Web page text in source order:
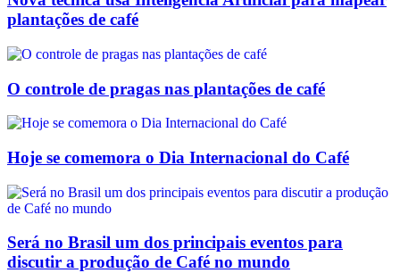
Previous Next
plantações de café
O controle de pragas nas plantações de café
Hoje se comemora o Dia Internacional do Café
Será no Brasil um dos principais eventos para
discutir a produção de Café no mundo